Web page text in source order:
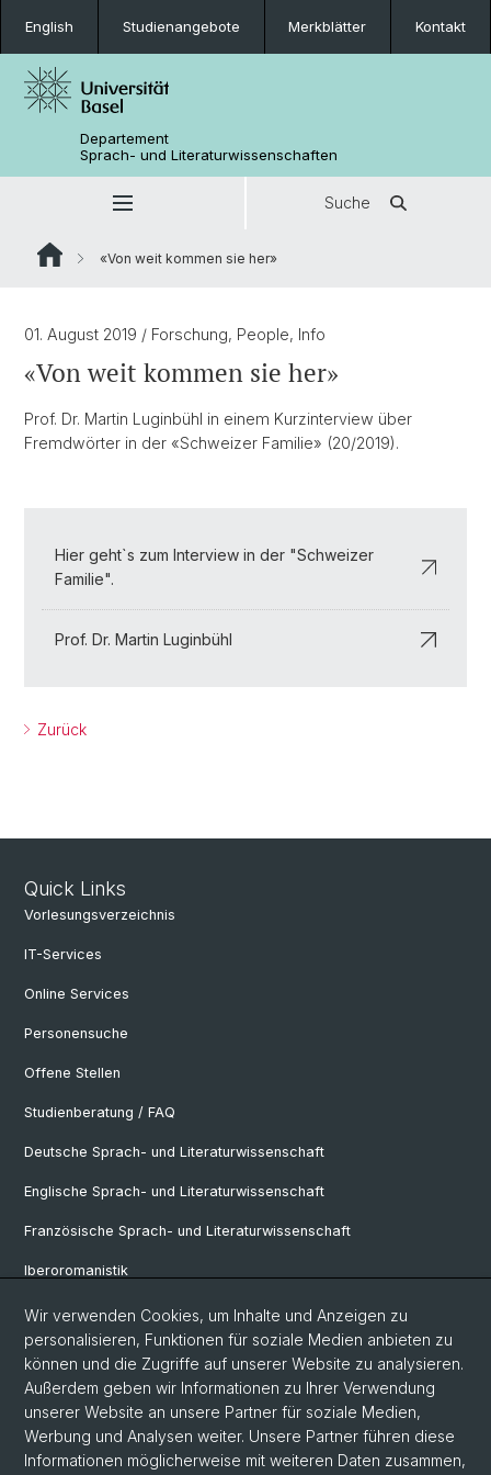
English Studienangebote Merkblätter Kontakt
Departement
Sprach- und Literaturwissenschaften
Suche
«Von weit kommen sie her»
01. August 2019 / Forschung, People, Info
«Von weit kommen sie her»
Prof. Dr. Martin Luginbühl in einem Kurzinterview über
Fremdwörter in der «Schweizer Familie» (20/2019).
Hier geht`s zum Interview in der "Schweizer
Familie".
Prof. Dr. Martin Luginbühl
Zurück
Quick Links
Vorlesungsverzeichnis
IT-Services
Online Services
Personensuche
Offene Stellen
Studienberatung / FAQ
Deutsche Sprach- und Literaturwissenschaft
Englische Sprach- und Literaturwissenschaft
Französische Sprach- und Literaturwissenschaft
Iberoromanistik
Italianistik
Nordistik
Osteuropa-Studien
Slavic Studies
Wir verwenden Cookies, um Inhalte und Anzeigen zu
personalisieren, Funktionen für soziale Medien anbieten zu
können und die Zugriffe auf unserer Website zu analysieren.
Außerdem geben wir Informationen zu Ihrer Verwendung
unserer Website an unsere Partner für soziale Medien,
Werbung und Analysen weiter. Unsere Partner führen diese
Informationen möglicherweise mit weiteren Daten zusammen,